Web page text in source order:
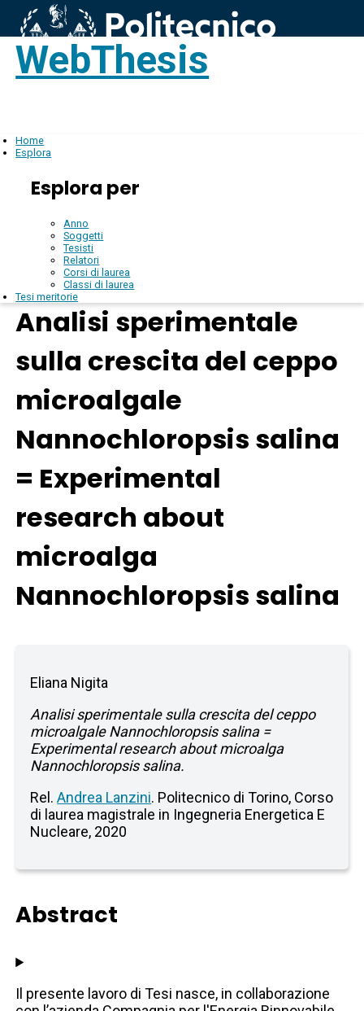
WebThesis
Home
Esplora
Esplora per
Anno
Soggetti
Tesisti
Relatori
Corsi di laurea
Classi di laurea
Tesi meritorie
Analisi sperimentale
sulla crescita del ceppo
microalgale
Nannochloropsis salina
= Experimental
research about
microalga
Nannochloropsis salina
Eliana Nigita
Analisi sperimentale sulla crescita del ceppo
microalgale Nannochloropsis salina =
Experimental research about microalga
Nannochloropsis salina.
Rel.Andrea Lanzini. Politecnico di Torino, Corso
di laurea magistrale in Ingegneria Energetica E
Nucleare, 2020
Abstract
Il presente lavoro di Tesi nasce, in collaborazione